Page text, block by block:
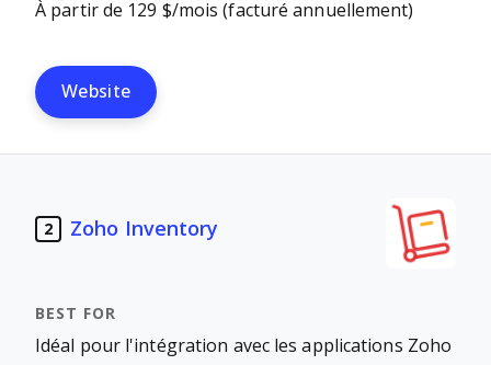
À partir de 129 $/mois (facturé annuellement)
Website
2 Zoho Inventory
Idéal pour l'intégration avec les applications Zoho